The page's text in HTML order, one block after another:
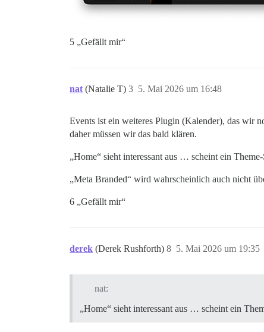
5 „Gefällt mir“
nat (Natalie T) 5. Mai 2026 um 16:48
3
Events ist ein weiteres Plugin (Kalender), das wir
daher müssen wir das bald klären.
„Home“ sieht interessant aus … scheint ein
„Meta Branded“ wird wahrscheinlich auch nicht
6 „Gefällt mir“
derek (Derek Rushforth) 5. Mai 2026 um 19:35
8
nat:
„Home“ sieht interessant aus … scheint ein